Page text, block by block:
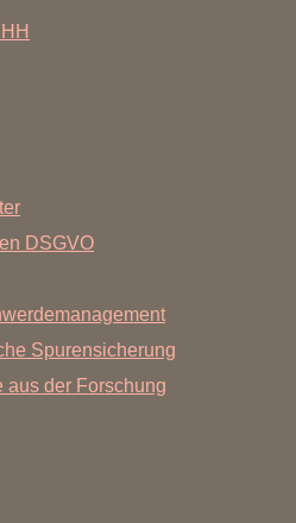
DSGVO
Spurensicherung
aus der Forschung